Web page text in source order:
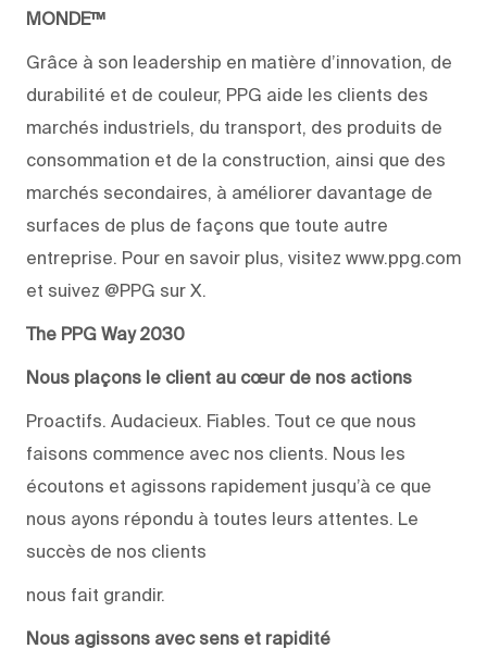
MONDE™
Grâce à son leadership en matière d’innovation, de
durabilité et de couleur, PPG aide les clients des
marchés industriels, du transport, des produits de
consommation et de la construction, ainsi que des
marchés secondaires, à améliorer davantage de
surfaces de plus de façons que toute autre
entreprise. Pour en savoir plus, visitez www.ppg.com
et suivez @PPG sur X.
The PPG Way 2030
Nous plaçons le client au cœur de nos actions
Proactifs. Audacieux. Fiables. Tout ce que nous
faisons commence avec nos clients. Nous les
écoutons et agissons rapidement jusqu’à ce que
nous ayons répondu à toutes leurs attentes. Le
succès de nos clients
nous fait grandir.
Nous agissons avec sens et rapidité